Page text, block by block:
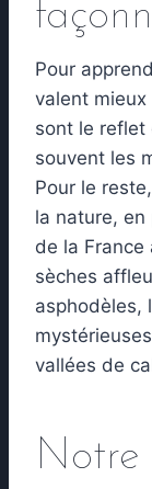
Pour
valent
sont le reflet
souvent les
Pour le
la nature,
de la France
sèches
asphodèles,
vallées de
Notre